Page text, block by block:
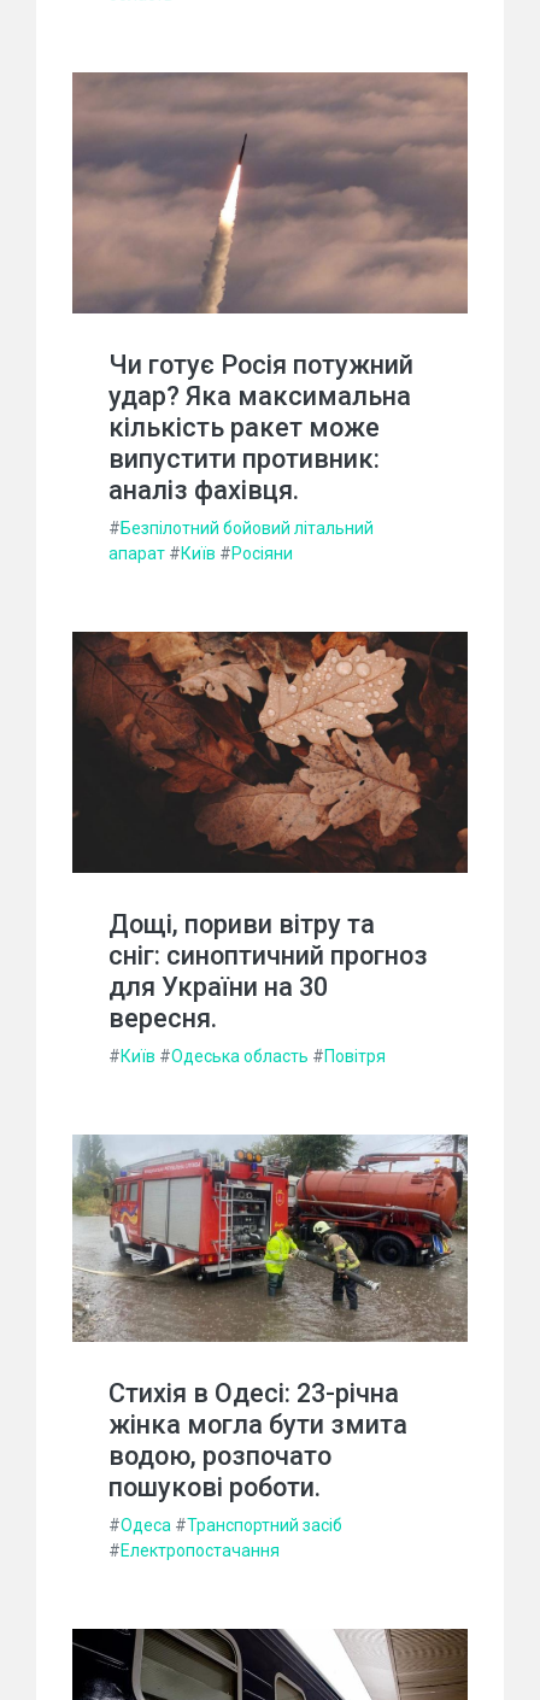
Чи готує Росія потужний
удар? Яка максимальна
кількість ракет може
випустити противник:
аналіз фахівця.
#Безпілотний бойовий літальний
апарат #Київ #Росіяни
Дощі, пориви вітру та
сніг: синоптичний прогноз
для України на 30
вересня.
#Київ #Одеська область #Повітря
Стихія в Одесі: 23-річна
жінка могла бути змита
водою, розпочато
пошукові роботи.
#Одеса #Транспортний засіб
#Електропостачання